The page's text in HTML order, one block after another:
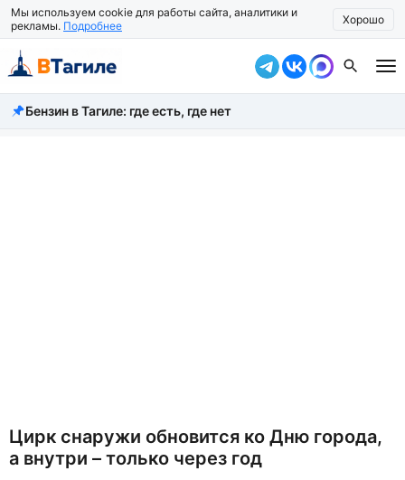
Мы используем cookie для работы сайта, аналитики и
рекламы. Подробнее Хорошо
Все новости
Бензин в Тагиле: где есть, где нет
Цирк снаружи обновится ко Дню города,
а внутри – только через год